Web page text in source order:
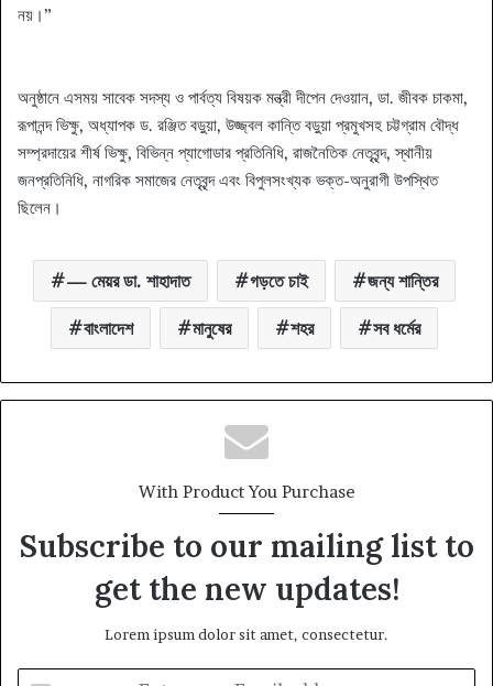
নয়।”
অনুষ্ঠানে এসময় সাবেক সদস্য ও পার্বত্য বিষয়ক মন্ত্রী দীপেন দেওয়ান, ডা. জীবক চাকমা,
রূপানন্দ ভিক্ষু, অধ্যাপক ড. রঞ্জিত বড়ুয়া, উজ্জ্বল কান্তি বড়ুয়া প্রমুখসহ চট্টগ্রাম বৌদ্ধ
সম্প্রদায়ের শীর্ষ ভিক্ষু, বিভিন্ন প্যাগোডার প্রতিনিধি, রাজনৈতিক নেতৃবৃন্দ, স্থানীয়
জনপ্রতিনিধি, নাগরিক সমাজের নেতৃবৃন্দ এবং বিপুলসংখ্যক ভক্ত-অনুরাগী উপস্থিত
ছিলেন।
— মেয়র ডা. শাহাদাত গড়তে চাই জন্য শান্তির
বাংলাদেশ মানুষের শহর সব ধর্মের
With Product You Purchase
Subscribe to our mailing list to
get the new updates!
Lorem ipsum dolor sit amet, consectetur.